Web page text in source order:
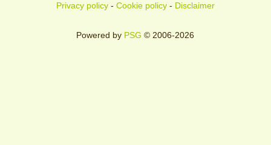
Privacy policy- Cookie policy- Disclaimer
Powered by PSG © 2006-2026